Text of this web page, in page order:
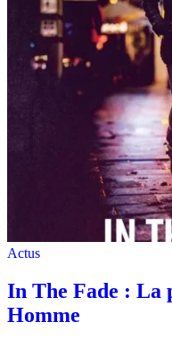
Actus
In The Fade : La
Homme